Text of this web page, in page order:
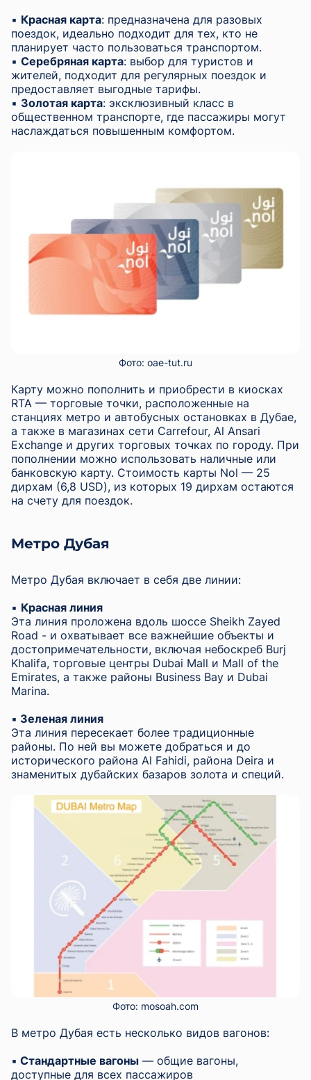
▪︎ Красная карта: предназначена для разовых
поездок, идеально подходит для тех, кто не
планирует часто пользоваться транспортом.
▪︎ Серебряная карта: выбор для туристов и
жителей, подходит для регулярных поездок и
предоставляет выгодные тарифы.
▪︎ Золотая карта: эксклюзивный класс в
общественном транспорте, где пассажиры могут
наслаждаться повышенным комфортом.
Фото: oae-tut.ru
Карту можно пополнить и приобрести в киосках
RTA — торговые точки, расположенные на
станциях метро и автобусных остановках в Дубае,
а также в магазинах сети Carrefour, Al Ansari
Exchange и других торговых точках по городу. При
пополнении можно использовать наличные или
банковскую карту. Стоимость карты Nol — 25
дирхам (6,8 USD), из которых 19 дирхам остаются
на счету для поездок.
Метро Дубая
Метро Дубая включает в себя две линии:
▪︎ Красная линия
Эта линия проложена вдоль шоссе Sheikh Zayed
Road - и охватывает все важнейшие объекты и
достопримечательности, включая небоскреб Burj
Khalifa, торговые центры Dubai Mall и Mall of the
Emirates, а также районы Business Bay и Dubai
Marina.
▪︎ Зеленая линия
Эта линия пересекает более традиционные
районы. По ней вы можете добраться и до
исторического района Al Fahidi, района Deira и
знаменитых дубайских базаров золота и специй.
Фото: mosoah.com
В метро Дубая есть несколько видов вагонов:
▪︎ Стандартные вагоны — общие вагоны,
доступные для всех пассажиров